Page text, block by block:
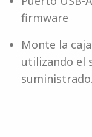
firmware
Monte la
utilizando el
suministrado.